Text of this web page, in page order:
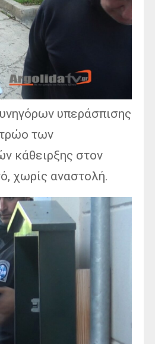
υπεράσπισης
των
κάθειρξης στον
χωρίς αναστολή.